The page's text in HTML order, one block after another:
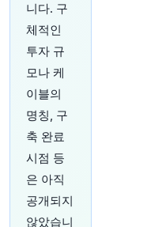
니다. 구
체적인
투자 규
모나 케
이블의
명칭, 구
축 완료
시점 등
은 아직
공개되지
않았습니